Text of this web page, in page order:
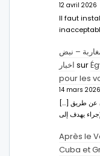
12 avril 2026
Il faut
– نبض
اخبار sur
pour les
14 mars 2026
[…] الإعلان عن طريق Ahmed Abdel-Latifسفير مصر بالرباط.
Après le
Cuba et